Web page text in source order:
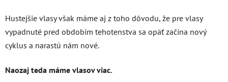
Hustejšie vlasy však máme aj z toho dôvodu, že pre vlasy
vypadnuté pred obdobím tehotenstva sa opäť začína nový
cyklus a narastú nám nové.
Naozaj teda máme vlasov viac.